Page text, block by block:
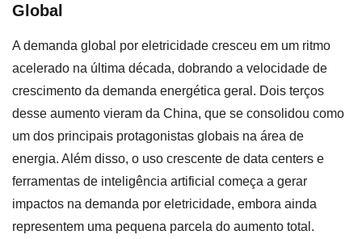
Global
A demanda global por eletricidade cresceu em um ritmo
acelerado na última década, dobrando a velocidade de
crescimento da demanda energética geral. Dois terços
desse aumento vieram da China, que se consolidou como
um dos principais protagonistas globais na área de
energia. Além disso, o uso crescente de data centers e
ferramentas de inteligência artificial começa a gerar
impactos na demanda por eletricidade, embora ainda
representem uma pequena parcela do aumento total.